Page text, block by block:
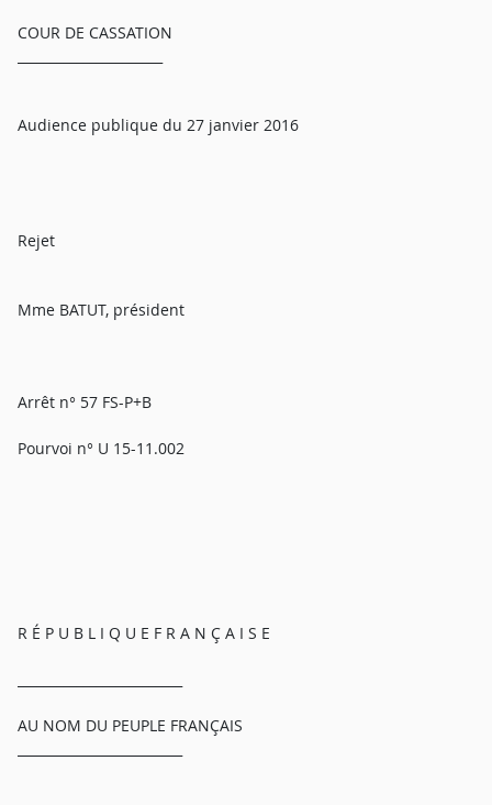
COUR DE CASSATION
Audience publique du 27 janvier 2016
Rejet
Mme BATUT, président
Arrêt n° 57 FS-P+B
Pourvoi n° U 15-11.002
R É P U B L I Q U E F R A N Ç A I S E
AU NOM DU PEUPLE FRANÇAIS